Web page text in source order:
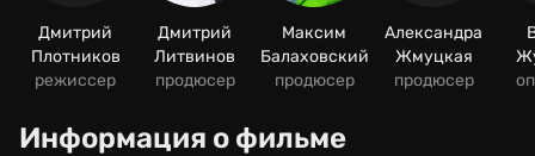
Дмитрий
Плотников
режиссер
Дмитрий
Литвинов
продюсер
Максим
Балаховский
продюсер
Александра
Жмуцкая
продюсер
Информация о фильме